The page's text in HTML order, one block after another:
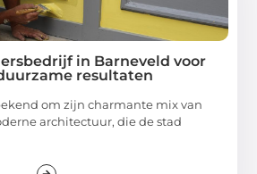
in Barneveld voor
resultaten
om zijn charmante mix van
architectuur, die de stad